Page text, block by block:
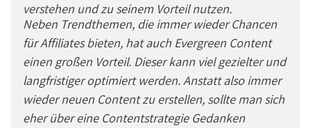
verstehen und zu seinem Vorteil nutzen.
Neben Trendthemen, die immer wieder Chancen
für Affiliates bieten, hat auch Evergreen Content
einen großen Vorteil. Dieser kann viel gezielter und
langfristiger optimiert werden. Anstatt also immer
wieder neuen Content zu erstellen, sollte man sich
eher über eine Contentstrategie Gedanken